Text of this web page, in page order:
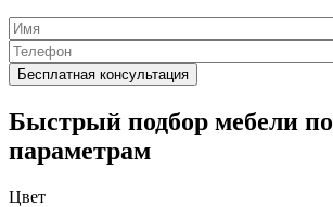
Быстрый подбор мебели по
параметрам
Цвет